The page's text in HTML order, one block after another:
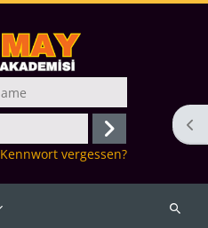
Anmelden
Kennwort vergessen?
Kurse